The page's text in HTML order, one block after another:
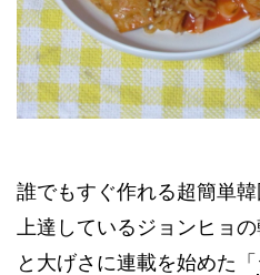
誰でもすぐ作れる超簡単
上達しているジョンヒョ
と大げさに連載を始めた「